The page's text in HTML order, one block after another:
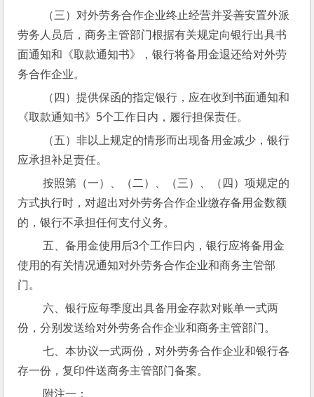
劳务人员后，商务主管部门根据有关规定向银行出具书
面通知和《取款通知书》，银行将备用金退还给对外劳
务合作企业。
《取款通知书》5个工作日内，履行担保责任。
应承担补足责任。
按照第（一）、（二）、（三）、（四）项规定的
方式执行时，对超出对外劳务合作企业缴存备用金数额
的，银行不承担任何支付义务。
使用的有关情况通知对外劳务合作企业和商务主管部
门。
份，分别发送给对外劳务合作企业和商务主管部门。
七、本协议一式两份，对外劳务合作企业和银行各
存一份，复印件送商务主管部门备案。
附注一：